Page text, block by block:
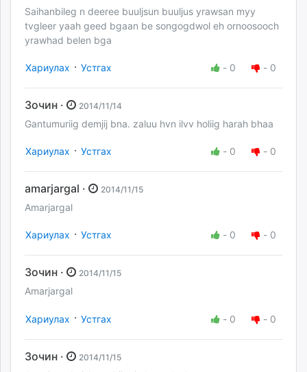
Saihanbileg n deeree buuljsun buuljus yrawsan myy
tvgleer yaah geed bgaan be songogdwol eh ornoosooch
yrawhad belen bga
Хариулах · Устгах - 0 - 0
Зочин · 2014/11/14
Gantumuriig demjij bna. zaluu hvn ilvv holiig harah bhaa
Хариулах · Устгах - 0 - 0
amarjargal · 2014/11/15
Amarjargal
Хариулах · Устгах - 0 - 0
Зочин · 2014/11/15
Amarjargal
Хариулах · Устгах - 0 - 0
Зочин · 2014/11/15